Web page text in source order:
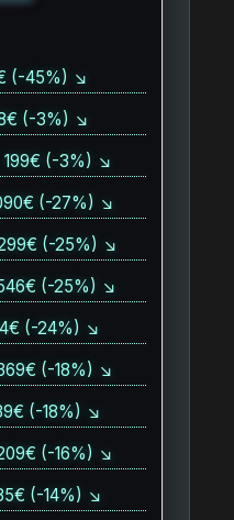
(-45%) ↘
(-3%) ↘
199€ (-3%) ↘
(-27%) ↘
(-25%) ↘
(-25%) ↘
(-24%) ↘
(-18%) ↘
(-18%) ↘
(-16%) ↘
(-14%) ↘